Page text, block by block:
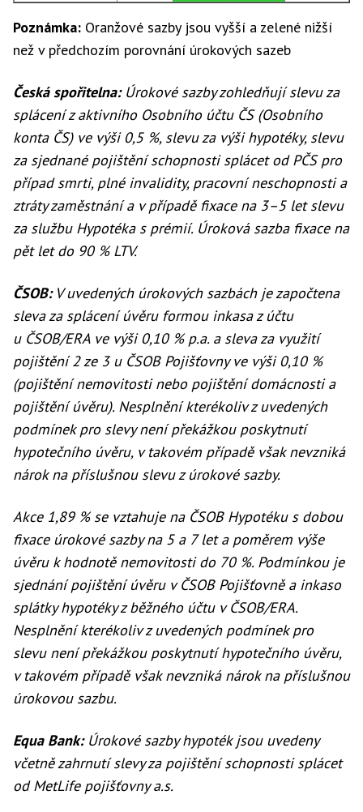
Poznámka: Oranžové sazby jsou vyšší a zelené nižší
než v předchozím porovnání úrokových sazeb
Česká spořitelna:Úrokové sazby zohledňují slevu za
splácení z aktivního Osobního účtu ČS (Osobního
konta ČS) ve výši 0,5 %, slevu za výši hypotéky, slevu
za sjednané pojištění schopnosti splácet od PČS pro
případ smrti, plné invalidity, pracovní neschopnosti a
ztráty zaměstnání a v případě fixace na 3–5 let slevu
za službu Hypotéka s prémií. Úroková sazba fixace na
pět let do 90 % LTV.
ČSOB:V uvedených úrokových sazbách je započtena
sleva za splácení úvěru formou inkasa z účtu
u ČSOB/ERA ve výši 0,10 % p.a. a sleva za využití
pojištění 2 ze 3 u ČSOB Pojišťovny ve výši 0,10 %
(pojištění nemovitosti nebo pojištění domácnosti a
pojištění úvěru). Nesplnění kterékoliv z uvedených
podmínek pro slevy není překážkou poskytnutí
hypotečního úvěru, v takovém případě však nevzniká
nárok na příslušnou slevu z úrokové sazby.
Akce 1,89 % se vztahuje na ČSOB Hypotéku s dobou
fixace úrokové sazby na 5 a 7 let a poměrem výše
úvěru k hodnotě nemovitosti do 70 %. Podmínkou je
sjednání pojištění úvěru v ČSOB Pojišťovně a inkaso
splátky hypotéky z běžného účtu v ČSOB/ERA.
Nesplnění kterékoliv z uvedených podmínek pro
slevu není překážkou poskytnutí hypotečního úvěru,
v takovém případě však nevzniká nárok na příslušnou
úrokovou sazbu.
Equa Bank:Úrokové sazby hypoték jsou uvedeny
včetně zahrnutí slevy za pojištění schopnosti splácet
od MetLife pojišťovny a.s.